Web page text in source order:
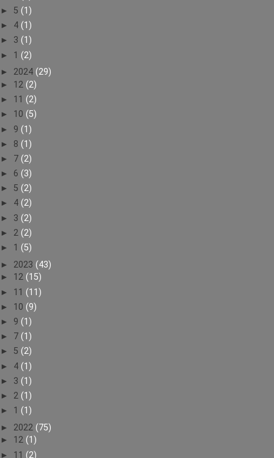
► 5 (1)
► 4 (1)
► 3 (1)
► 1 (2)
► 2024 (29)
► 12 (2)
► 11 (2)
► 10 (5)
► 9 (1)
► 8 (1)
► 7 (2)
► 6 (3)
► 5 (2)
► 4 (2)
► 3 (2)
► 2 (2)
► 1 (5)
► 2023 (43)
► 12 (15)
► 11 (11)
► 10 (9)
► 9 (1)
► 7 (1)
► 5 (2)
► 4 (1)
► 3 (1)
► 2 (1)
► 1 (1)
► 2022 (75)
► 12 (1)
► 11 (2)